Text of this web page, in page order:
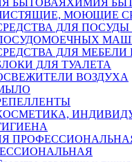
БЫТОВАЯХИМИЯ
МОЮЩИЕ
ДЛЯ ПОСУДЫ
ДЛЯ МЕБЕЛИ
ДЛЯ ТУАЛЕТА
ВОЗДУХА